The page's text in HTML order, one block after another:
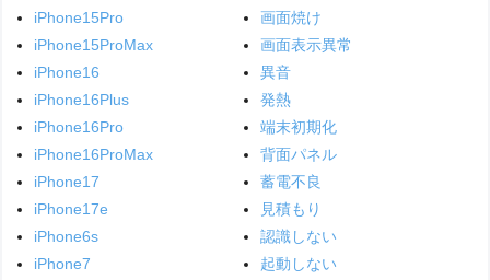
iPhone15Pro
iPhone15ProMax
iPhone16
iPhone16Plus
iPhone16Pro
iPhone16ProMax
iPhone17
iPhone17e
iPhone6s
iPhone7
画面焼け
画面表示異常
異音
発熱
端末初期化
背面パネル
蓄電不良
見積もり
認識しない
起動しない